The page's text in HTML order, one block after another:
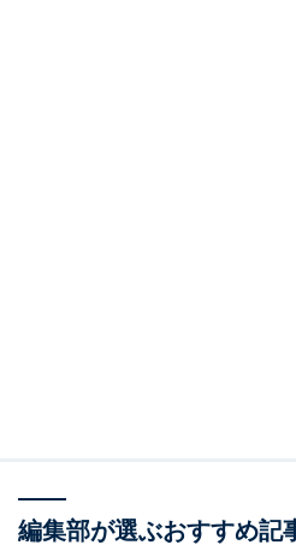
回答者からは「石段を登る山岳
編集部が選ぶおすすめ記